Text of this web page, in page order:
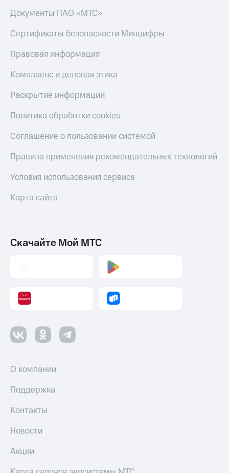
Документы ПАО «МТС»
Сертификаты безопасности Минцифры
Правовая информация
Комплаенс и деловая этика
Раскрытие информации
Политика обработки cookies
Соглашение о пользовании системой
Правила применения рекомендательных технологий
Условия использования сервиса
Карта сайта
Скачайте Мой МТС
О компании
Поддержка
Контакты
Новости
Акции